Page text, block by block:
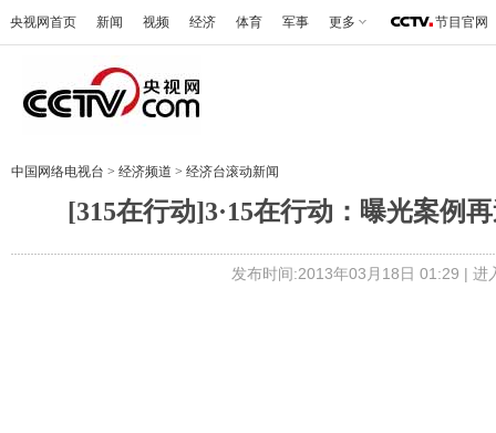
央视网首页 新闻 视频 经济 体育 军事 更多 节目官网
中国网络电视台 > 经济频道 > 经济台滚动新闻
[315在行动]3·15在行动：曝光案例
发布时间:2013年03月18日 01:29 | 进